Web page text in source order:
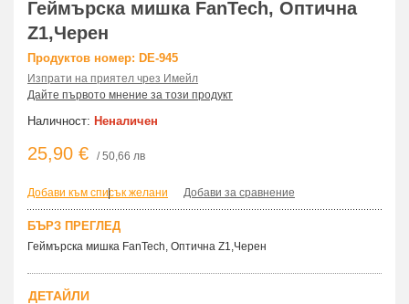
Геймърска мишка FanTech, Оптична
Z1,Черен
Продуктов номер: DE-945
Изпрати на приятел чрез Имейл
Дайте първото мнение за този продукт
Наличност: Неналичен
25,90 € / 50,66 лв
Добави към списък желани
| Добави за сравнение
БЪРЗ ПРЕГЛЕД
Геймърска мишка FanTech, Оптична Z1,Черен
ДЕТАЙЛИ